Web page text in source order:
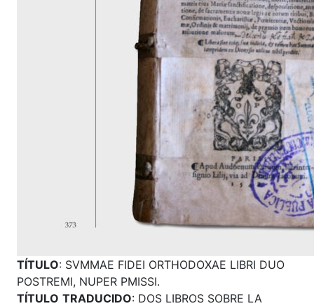
TÍTULO: SVMMAE FIDEI ORTHODOXAE LIBRI DUO
POSTREMI, NUPER PMISSI.
TÍTULO TRADUCIDO: DOS LIBROS SOBRE LA